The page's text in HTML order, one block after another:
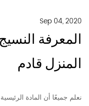
Sep 04, 2020
المعرفة
المنزل قادم
نعلم جميعًا أن المادة